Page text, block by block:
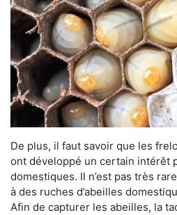
De plus, il faut savoir que les
ont développé un certain intérêt
domestiques. Il n’est pas très
à des ruches d’abeilles
Afin de capturer les abeilles, la